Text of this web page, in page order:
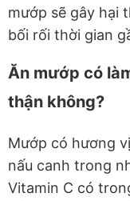
mướp sẽ gây hại
bối rối thời gian
Ăn mướp có
thận không?
Mướp có hương
nấu canh trong
Vitamin C có